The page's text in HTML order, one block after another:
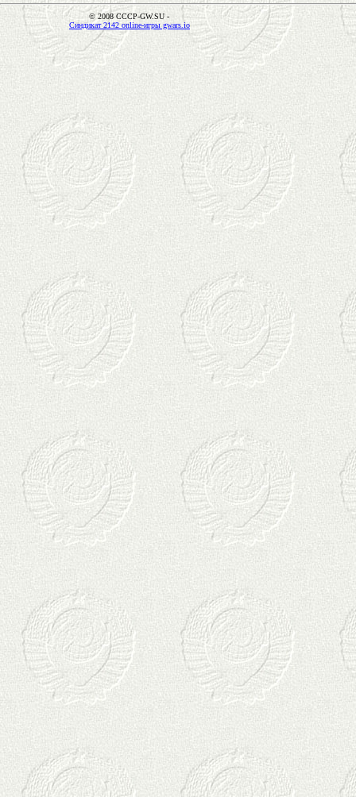
© 2008 CCCP-GW.SU -
Синдикат 2142 online-игры gwars.io